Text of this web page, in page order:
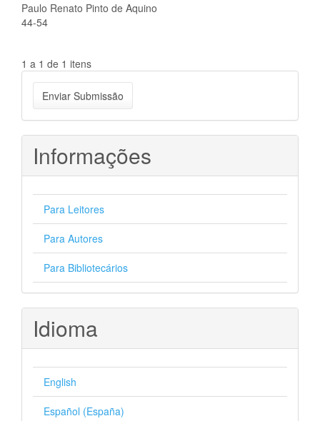
Paulo Renato Pinto de Aquino
44-54
1 a 1 de 1 itens
Enviar
Submissão
Enviar Submissão
Informações
Para Leitores
Para Autores
Para Bibliotecários
Idioma
English
Español (España)